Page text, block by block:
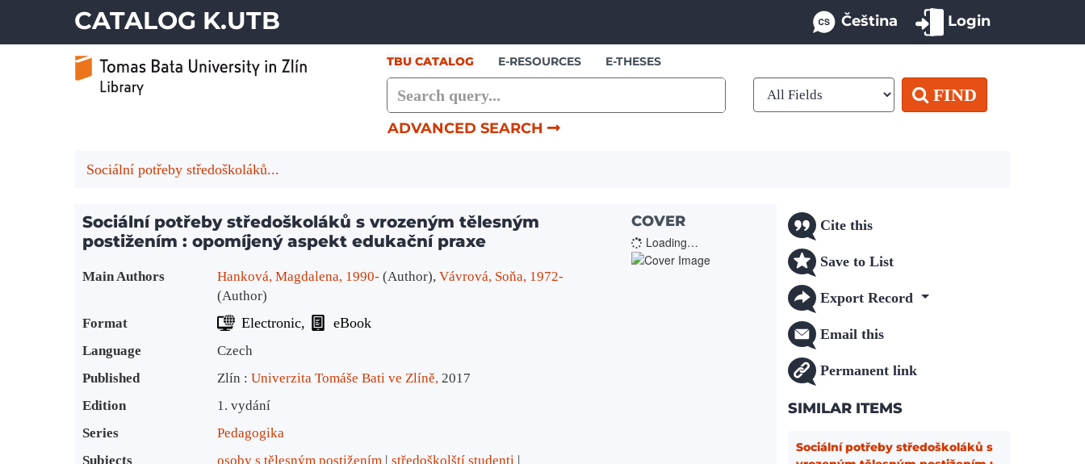
CATALOG K.UTB Čeština Login
TBU CATALOG E-RESOURCES E-THESES
FIND
ADVANCED SEARCH
Sociální potřeby středoškoláků...
Sociální potřeby středoškoláků s vrozeným tělesným
postižením : opomíjený aspekt edukační praxe
Bibliographic Details
Main Authors Hanková, Magdalena, 1990- (Author), Vávrová, Soňa, 1972-
(Author)
Format
Electronic eBook
Language
Czech
Published
Zlín : Univerzita Tomáše Bati ve Zlíně, 2017
Edition
1. vydání
Series
Pedagogika
Subjects
osoby s tělesným postižením
středoškolští studenti
COVER
Loading…
Cite this
Save to List
Export Record
Email this
Permanent link
SIMILAR ITEMS
Sociální potřeby středoškoláků s